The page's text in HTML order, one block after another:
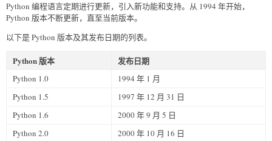
Python 编程语言定期进行更新，引入新功能和支持。从 1994 年开始，
Python 版本不断更新，直至当前版本。
以下是 Python 版本及其发布日期的列表。
Python 版本 发布日期
Python 1.0
1994 年 1 月
Python 1.5
1997 年 12 月 31 日
Python 1.6
2000 年 9 月 5 日
Python 2.0
2000 年 10 月 16 日